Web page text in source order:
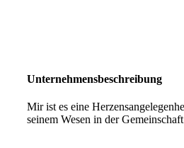
Unternehmensbeschreibung
Mir ist es eine
seinem Wesen in der